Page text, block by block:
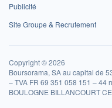
Publicité
Site Groupe & Recrutement
Copyright © 2026
Boursorama, SA au capital de
– TVA FR 69 351 058 151 – 44
BOULOGNE BILLANCOURT